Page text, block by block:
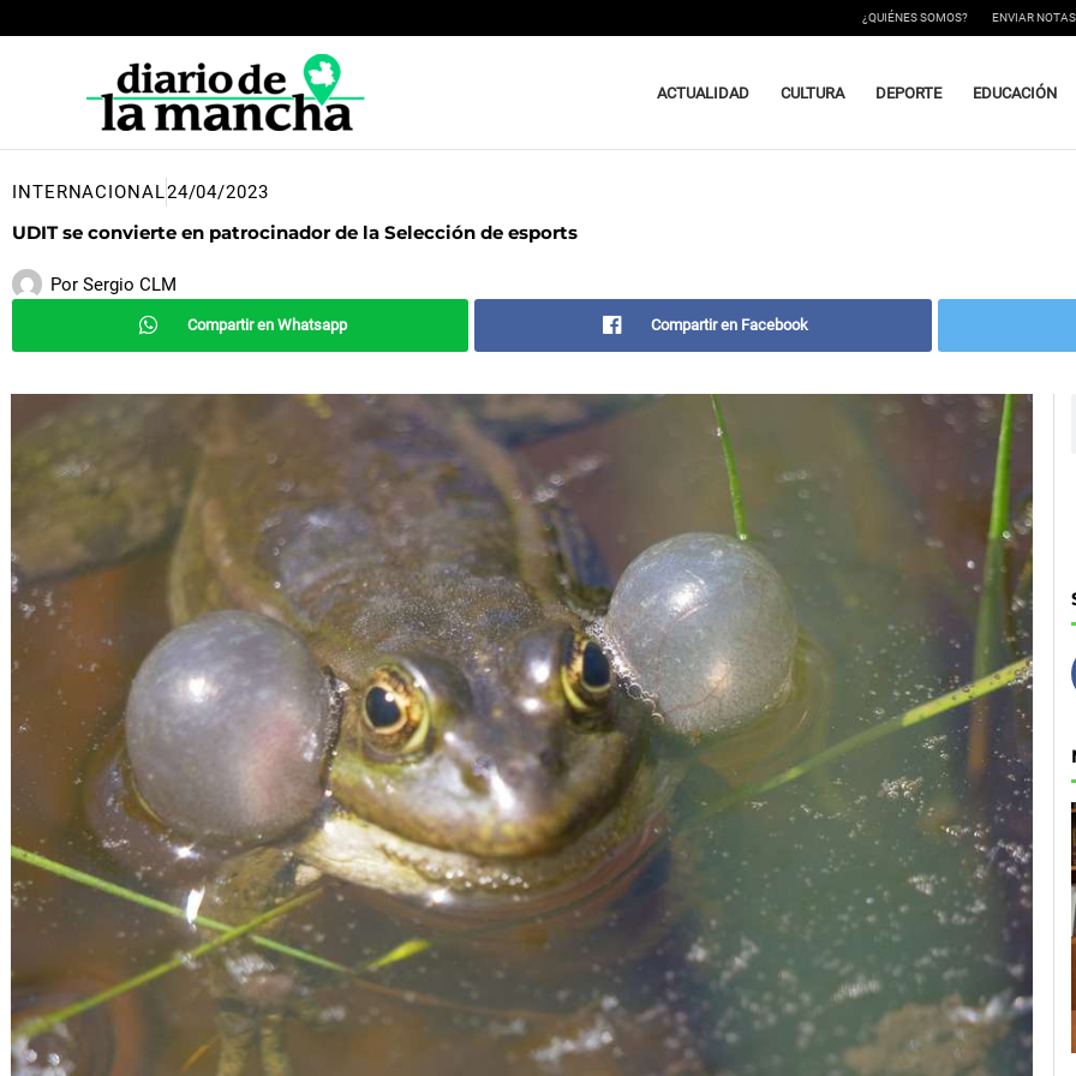
al
¿QUIÉNES SOMOS? ENVIAR
ACTUALIDAD CULTURA DEPORTE EDUCACIÓN
INTERNACIONAL24/04/2023
UDIT se convierte en patrocinador de la Selección de esports
Por Sergio CLM
Compartir en Whatsapp Compartir en Facebook